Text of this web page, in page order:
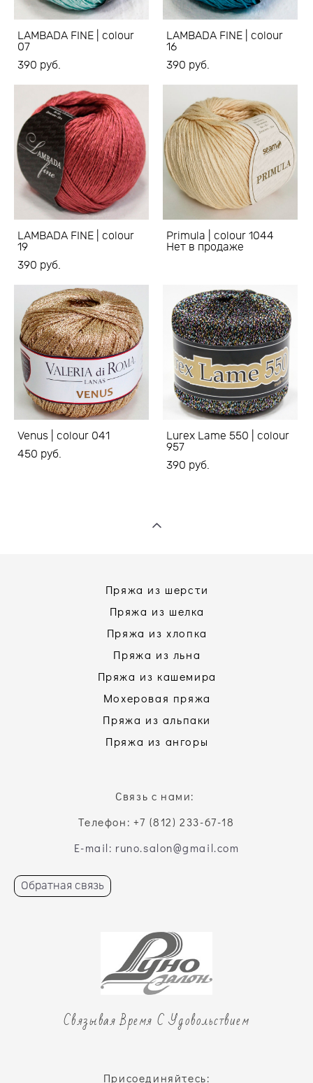
LAMBADA FINE | colour
07
390 pуб.
LAMBADA FINE | colour
16
390 pуб.
LAMBADA FINE | colour
19
390 pуб.
Primula | colour 1044
Нет в продаже
Venus | colour 041
450 pуб.
Lurex Lame 550 | colour
957
390 pуб.
Пряжа из шерсти
Пряжа из шелка
Пряжа из хлопка
Пряжа из льна
Пряжа из кашемира
Мохеровая пряжа
Пряжа из альпаки
Пряжа из ангоры
Связь с нами:
Телефон: +7 (812) 233-67-18
E-mail: runo.salon@gmail.com
Обратная связь
Связывая Время С Удовольствием
Присоединяйтесь: